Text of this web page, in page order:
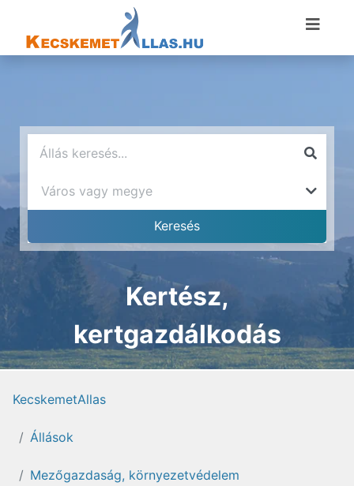
Kertész,
kertgazdálkodás
KecskemetAllas
Állások
Mezőgazdaság, környezetvédelem